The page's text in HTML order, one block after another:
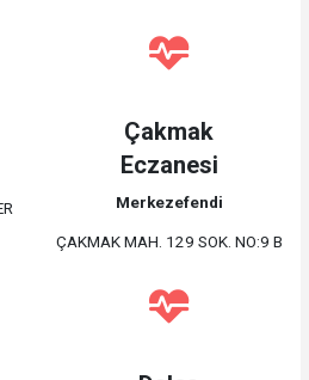
Çakmak
Eczanesi
Merkezefendi
ÇAKMAK MAH. 129 SOK. NO:9 B